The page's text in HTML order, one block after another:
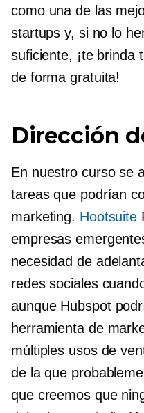
como una de las
startups y, si no lo
suficiente, ¡te brinda
de forma gratuita!
Dirección
En nuestro curso se
tareas que podrían
marketing. Hootsuite
empresas
necesidad de
redes sociales
aunque Hubspot
herramienta de
múltiples usos de
de la que
que creemos que